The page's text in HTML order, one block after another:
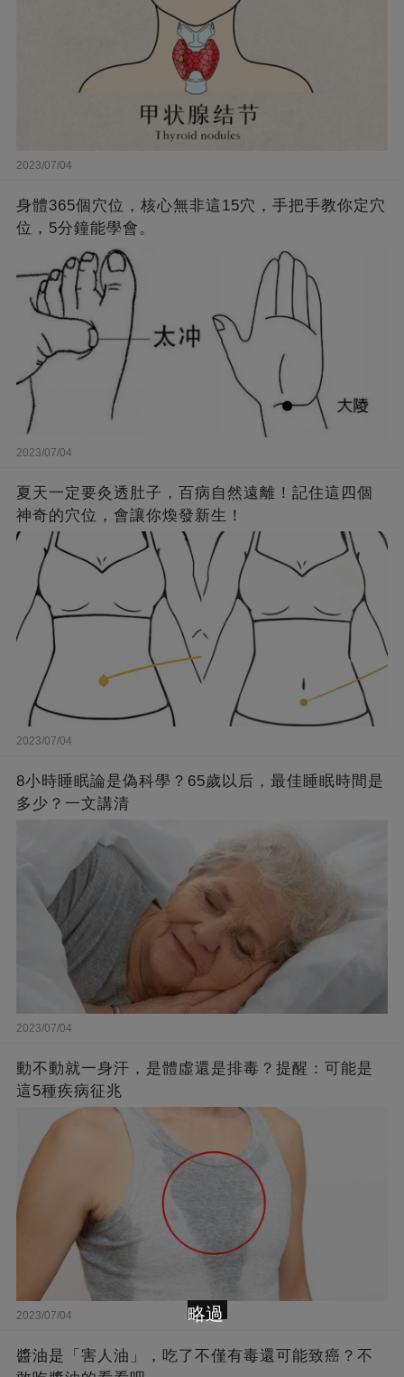
2023/07/04
身體365個穴位，核心無非這15穴，手把手教你定穴
位，5分鐘能學會。
2023/07/04
夏天一定要灸透肚子，百病自然遠離！記住這四個
神奇的穴位，會讓你煥發新生！
2023/07/04
8小時睡眠論是偽科學？65歲以后，最佳睡眠時間是
多少？一文講清
2023/07/04
動不動就一身汗，是體虛還是排毒？提醒：可能是
這5種疾病征兆
2023/07/04
醬油是「害人油」，吃了不僅有毒還可能致癌？不
略過